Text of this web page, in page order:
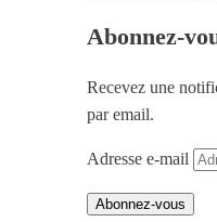
Abonnez-
Recevez une
par email.
Adresse e-mail
Abonnez-vous